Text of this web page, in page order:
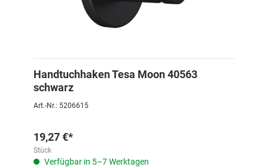
Handtuchhaken Tesa Moon 40563
schwarz
Art.-Nr.: 5206615
19,27 €*
Stück
Verfügbar in 5–7 Werktagen